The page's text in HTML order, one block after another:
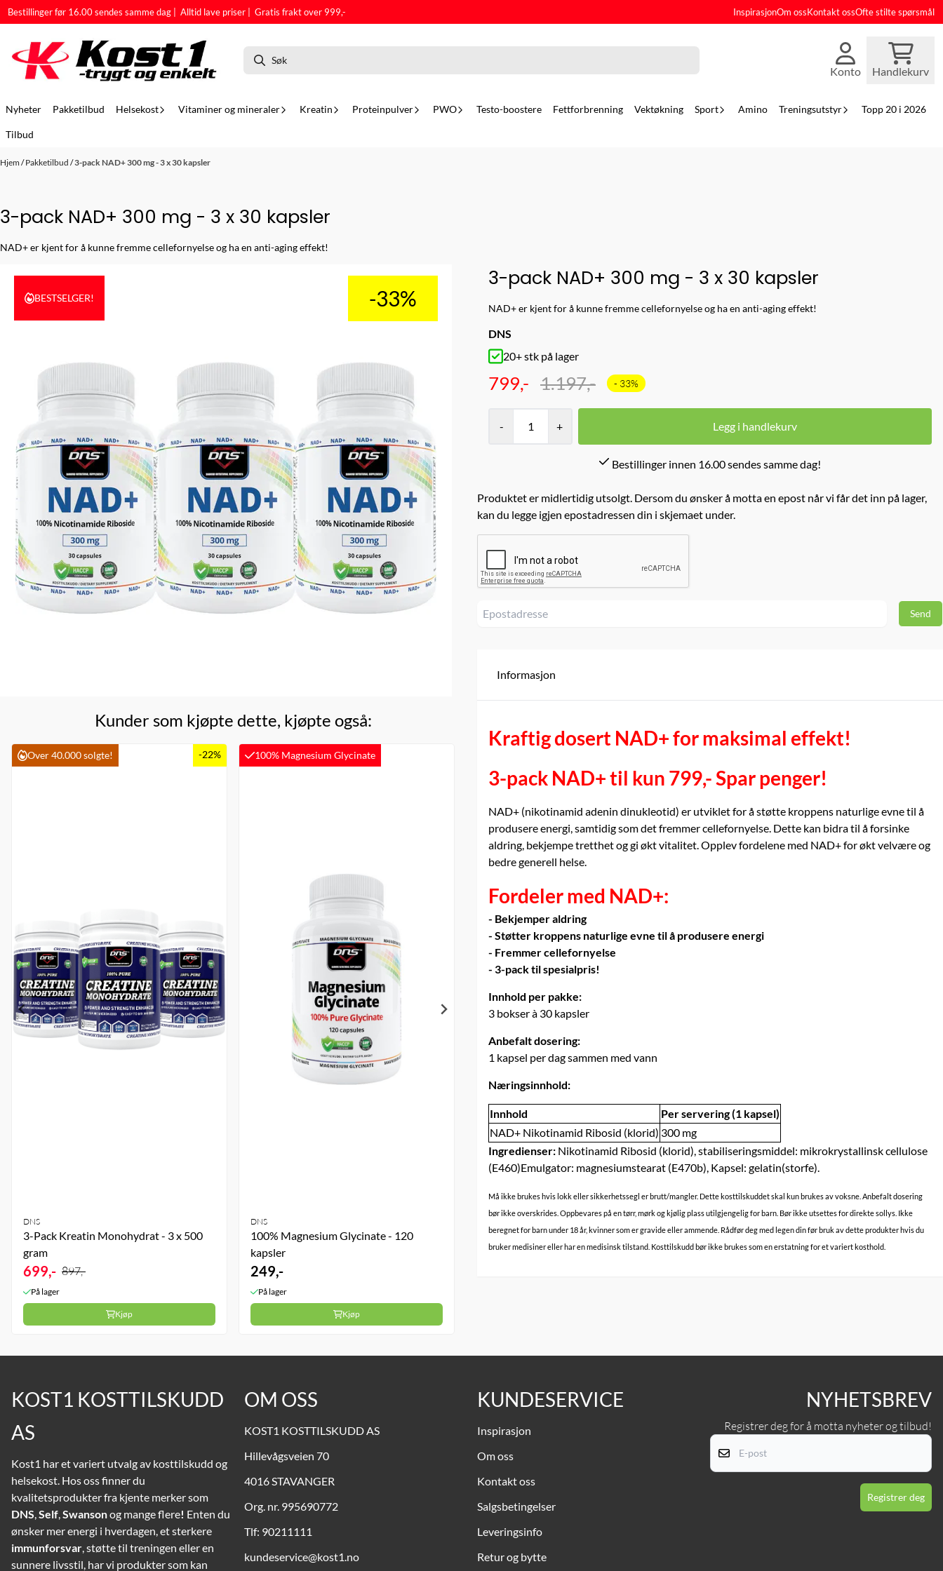
Hopp til innhold
Bestillinger før 16.00 sendes samme dag | Alltid lave priser | Gratis frakt over 999,- InspirasjonOm ossKontakt ossOfte stilte spørsmål
Konto Handlekurv
Nyheter Pakketilbud Helsekost Vitaminer og mineraler Kreatin Proteinpulver PWO Testo-boostere Fettforbrenning Vektøkning Sport Amino Treningsutstyr Topp 20 i 2026
Tilbud
Hjem/Pakketilbud /3-pack NAD+ 300 mg - 3 x 30 kapsler
3-pack NAD+ 300 mg - 3 x 30 kapsler
NAD+ er kjent for å kunne fremme cellefornyelse og ha en anti-aging effekt!
-33%
BESTSELGER!
3-pack NAD+ 300 mg - 3 x 30 kapsler
NAD+ er kjent for å kunne fremme cellefornyelse og ha en anti-aging effekt!
DNS
20+ stk på lager
799,- 1.197,- - 33%
- + Legg i handlekurv
Bestillinger innen 16.00 sendes samme dag!
Produktet er midlertidig utsolgt. Dersom du ønsker å motta en epost når vi får det inn på lager,
kan du legge igjen epostadressen din i skjemaet under.
Kunder som kjøpte dette, kjøpte også:
Over 40.000 solgte! -22%
DNS
3-Pack Kreatin Monohydrat - 3 x 500
gram
699,- 897,-
På lager
Kjøp
100% Magnesium Glycinate
DNS
100% Magnesium Glycinate - 120
kapsler
249,-
På lager
Kjøp
3-pack Vitamin K2 (MK7) - 3 x 60
tabletter
399,- 447,-
På lager
Kjøp
3-pack Vitamin D3 + K2 (MK-7) - 3 x 60
caps
499,- 597,-
På lager
Kjøp
Informasjon
Kraftig dosert NAD+ for maksimal effekt!
3-pack NAD+ til kun 799,- Spar penger!
NAD+ (nikotinamid adenin dinukleotid) er utviklet for å støtte kroppens naturlige evne til å
produsere energi, samtidig som det fremmer cellefornyelse. Dette kan bidra til å forsinke
aldring, bekjempe tretthet og gi økt vitalitet. Opplev fordelene med NAD+ for økt velvære og
bedre generell helse.
Fordeler med NAD+:
- Bekjemper aldring
- Støtter kroppens naturlige evne til å produsere energi
- Fremmer cellefornyelse
- 3-pack til spesialpris!
Innhold per pakke:
3 bokser à 30 kapsler
Anbefalt dosering:
1 kapsel per dag sammen med vann
Næringsinnhold:
Innhold
Per servering (1 kapsel)
NAD+ Nikotinamid Ribosid (klorid) 300 mg
Ingredienser: Nikotinamid Ribosid (klorid), stabiliseringsmiddel: mikrokrystallinsk cellulose
(E460)Emulgator: magnesiumstearat (E470b), Kapsel: gelatin(storfe).
Må ikke brukes hvis lokk eller sikkerhetssegl er brutt/mangler. Dette kosttilskuddet skal kun brukes av voksne. Anbefalt dosering
bør ikke overskrides. Oppbevares på en tørr, mørk og kjølig plass utilgjengelig for barn. Bør ikke utsettes for direkte sollys. Ikke
beregnet for barn under 18 år, kvinner som er gravide eller ammende. Rådfør deg med legen din før bruk av dette produkter hvis du
bruker medisiner eller har en medisinsk tilstand. Kosttilskudd bør ikke brukes som en erstatning for et variert kosthold.
KOST1 KOSTTILSKUDD
AS
Kost1 har et variert utvalg av kosttilskudd og
helsekost. Hos oss finner du
kvalitetsprodukter fra kjente merker som
DNS,Self,Swansonog mange flere! Enten du
ønsker mer energi i hverdagen, et sterkere
immunforsvar, støtte til treningen eller en
sunnere livsstil, har vi produkter som kan
OM OSS
KOST1 KOSTTILSKUDD AS
Hillevågsveien 70
4016 STAVANGER
Org. nr. 995690772
Tlf: 90211111
kundeservice@kost1.no
KUNDESERVICE
Inspirasjon
Om oss
Kontakt oss
Salgsbetingelser
Leveringsinfo
Retur og bytte
NYHETSBREV
Registrer deg for å motta nyheter og tilbud!
E-
Registrer deg